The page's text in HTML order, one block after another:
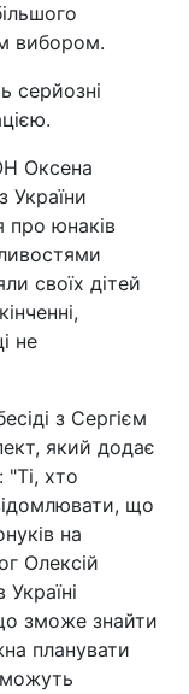
вибором.
серйозні
Оксена
України
про юнаків
своїх дітей
не
з Сергієм
який додає
"Ті, хто
що
на
Олексій
зможе знайти
планувати